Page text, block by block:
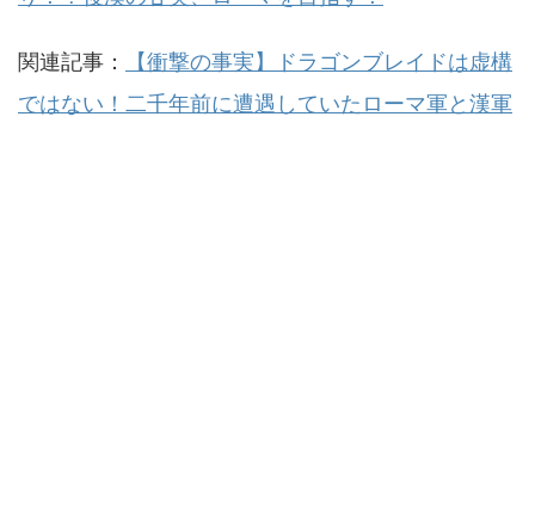
関連記事：
【衝撃の事実】ドラゴンブレイドは虚構
ではない！二千年前に遭遇していたローマ軍と漢軍